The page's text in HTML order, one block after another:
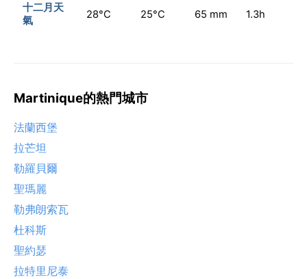
十二月天
氣
28°C 25°C 65 mm 1.3h
Martinique的熱門城市
法蘭西堡
拉芒坦
勒羅貝爾
聖瑪麗
勒弗朗索瓦
杜科斯
聖約瑟
拉特里尼泰